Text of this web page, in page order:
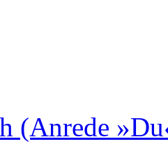
(Anrede